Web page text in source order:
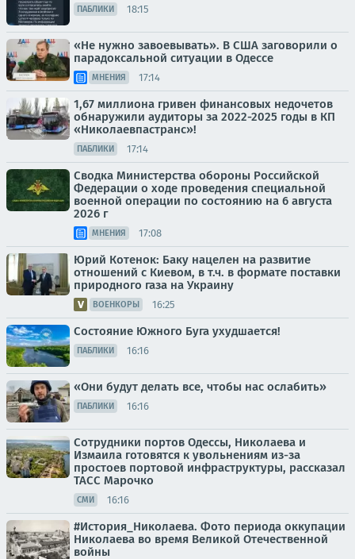
ПАБЛИКИ 18:15
«Не нужно завоевывать». В США заговорили о
парадоксальной ситуации в Одессе
МНЕНИЯ 17:14
1,67 миллиона гривен финансовых недочетов
обнаружили аудиторы за 2022-2025 годы в КП
«Николаевпастранс»!
ПАБЛИКИ 17:14
Сводка Министерства обороны Российской
Федерации о ходе проведения специальной
военной операции по состоянию на 6 августа
2026 г
МНЕНИЯ 17:08
Юрий Котенок: Баку нацелен на развитие
отношений с Киевом, в т.ч. в формате поставки
природного газа на Украину
ВОЕНКОРЫ 16:25
Состояние Южного Буга ухудшается!
ПАБЛИКИ 16:16
«Они будут делать все, чтобы нас ослабить»
ПАБЛИКИ 16:16
Сотрудники портов Одессы, Николаева и
Измаила готовятся к увольнениям из-за
простоев портовой инфраструктуры, рассказал
ТАСС Марочко
СМИ 16:16
#История_Николаева. Фото периода оккупации
Николаева во время Великой Отечественной
войны